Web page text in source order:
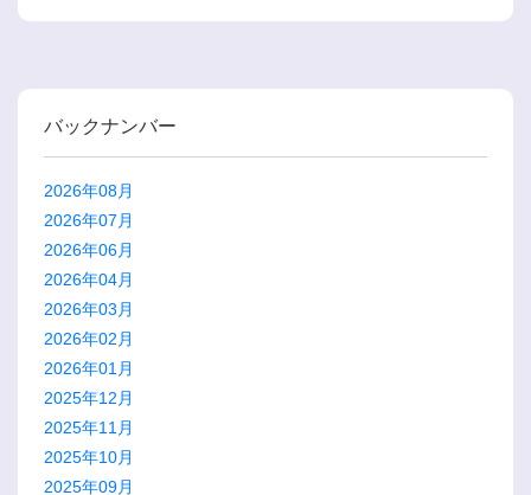
バックナンバー
2026年08月
2026年07月
2026年06月
2026年04月
2026年03月
2026年02月
2026年01月
2025年12月
2025年11月
2025年10月
2025年09月